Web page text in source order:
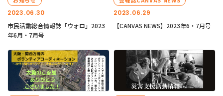
2023.06.30
市民活動総合情報誌「ウォロ」2023
年6月・7月号
2023.06.29
【CANVAS NEWS】2023年6・7月号